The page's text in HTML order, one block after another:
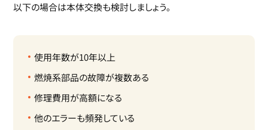
以下の場合は本体交換も検討しましょう。
使用年数が10年以上
燃焼系部品の故障が複数ある
修理費用が高額になる
他のエラーも頻発している